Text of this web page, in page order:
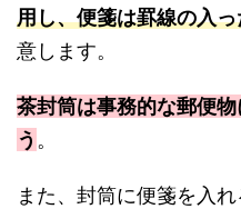
用し、便箋は罫線の入
意します。
茶封筒は事務的な郵便
う 。
また、封筒に便箋を入